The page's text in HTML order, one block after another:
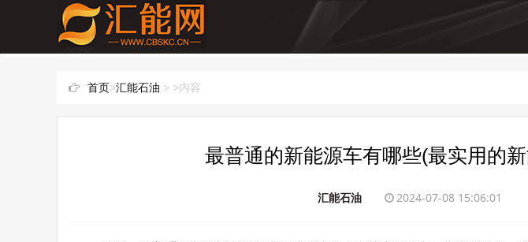
首页>汇能石油 > >内容
最普通的新能源车有哪些(最实用的
汇能石油 2024-07-08 15:06:01